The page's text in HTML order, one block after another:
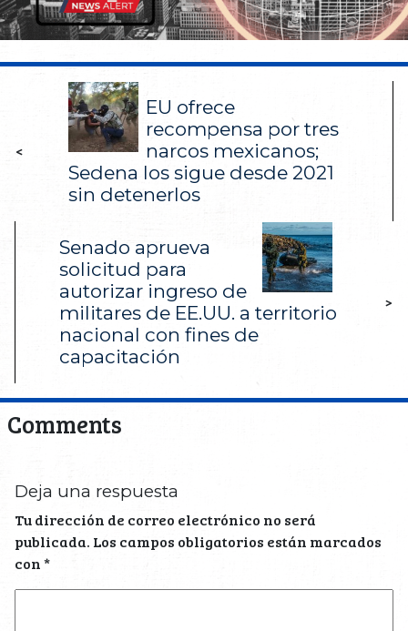
<
EU ofrece
recompensa por tres
narcos mexicanos;
Sedena los sigue desde 2021
sin detenerlos
Senado aprueva
solicitud para
autorizar ingreso de
militares de EE.UU. a territorio
nacional con fines de
capacitación
>
Comments
Deja una respuesta
Tu dirección de correo electrónico no será
publicada. Los campos obligatorios están marcados
con*